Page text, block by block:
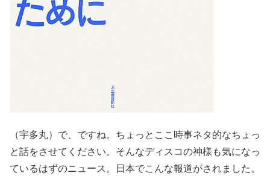
（宇多丸）で、ですね。ちょっとここ時事ネタ的なちょっ
と話をさせてください。そんなディスコの神様も気になっ
ているはずのニュース。日本でこんな報道がされました。